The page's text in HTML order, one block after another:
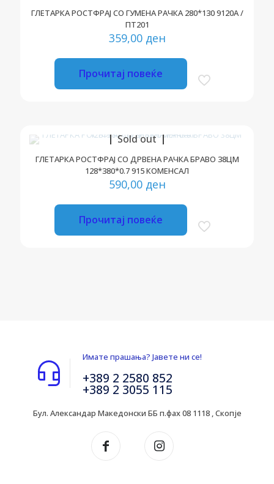
ГЛЕТАРКА РОСТФРАЈ СО ГУМЕНА РАЧКА 280*130 9120А /
ПТ201
359,00 ден
Прочитај повеќе
Sold out
ГЛЕТАРКА РОСТФРАЈ СО ДРВЕНА РАЧКА БРАВО 38ЦМ
128*380*0.7 915 КОМЕНСАЛ
590,00 ден
Прочитај повеќе
Имате прашања? Јавете ни се!
+389 2 2580 852
+389 2 3055 115
Бул. Александар Македонски ББ п.фах 08 1118 , Скопје